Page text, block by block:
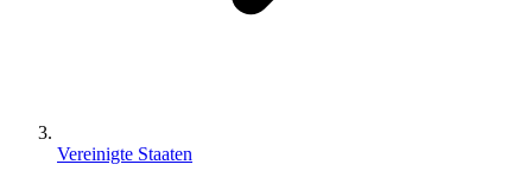
Vereinigte Staaten